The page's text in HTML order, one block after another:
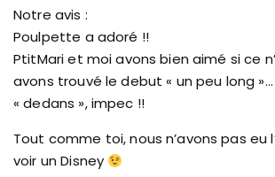
Notre avis :
Poulpette a adoré !!
PtitMari et moi avons bien aimé si ce
avons trouvé le debut « un peu long
« dedans », impec !!
Tout comme toi, nous n’avons pas eu
voir un Disney